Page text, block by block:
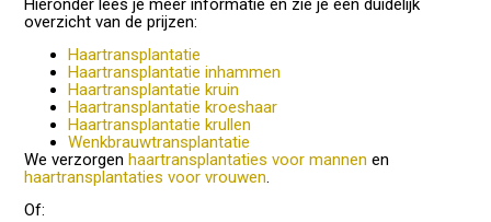
overzicht van de prijzen:
Haartransplantatie
Haartransplantatie inhammen
Haartransplantatie kruin
Haartransplantatie kroeshaar
Haartransplantatie krullen
Wenkbrauwtransplantatie
We verzorgenhaartransplantaties voor mannen en
haartransplantaties voor vrouwen.
Of: